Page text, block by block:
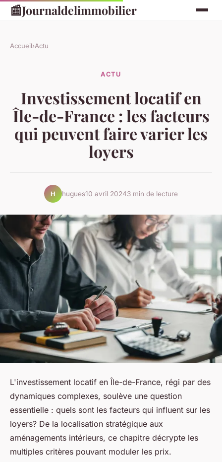
📰Journaldelimmobilier
Accueil›Actu
ACTU
Investissement locatif en
Île-de-France : les facteurs
qui peuvent faire varier les
loyers
H hugues10 avril 20243 min de lecture
L'investissement locatif en Île-de-France, régi par des
dynamiques complexes, soulève une question
essentielle : quels sont les facteurs qui influent sur les
loyers? De la localisation stratégique aux
aménagements intérieurs, ce chapitre décrypte les
multiples critères pouvant moduler les prix.